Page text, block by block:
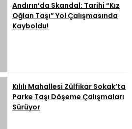
Andırın’da Skandal: Tarihi “Kız
Oğlan Taşı” Yol Çalışmasında
Kayboldu!
Kılılı Mahallesi Zülfikar Sokak’ta
Parke Taşı Döşeme Çalışmaları
Sürüyor